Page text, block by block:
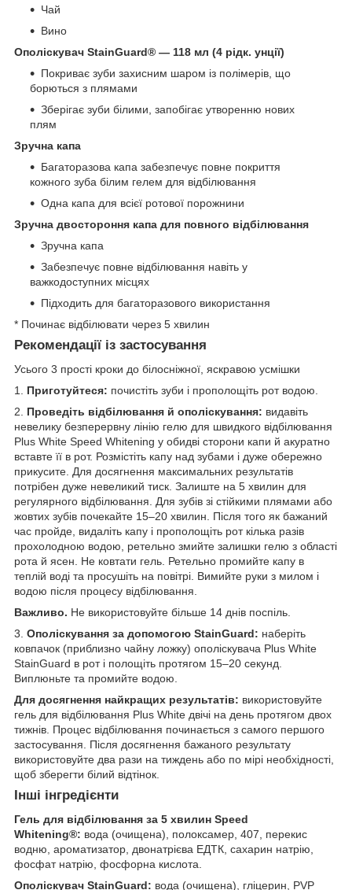
Чай
Вино
Ополіскувач StainGuard® — 118 мл (4 рідк. унції)
Покриває зуби захисним шаром із полімерів, що
борються з плямами
Зберігає зуби білими, запобігає утворенню нових
плям
Зручна капа
Багаторазова капа забезпечує повне покриття
кожного зуба білим гелем для відбілювання
Одна капа для всієї ротової порожнини
Зручна двостороння капа для повного відбілювання
Зручна капа
Забезпечує повне відбілювання навіть у
важкодоступних місцях
Підходить для багаторазового використання
* Починає відбілювати через 5 хвилин
Рекомендації із застосування
Усього 3 прості кроки до білосніжної, яскравою усмішки
1. Приготуйтеся: почистіть зуби і прополощіть рот водою.
2. Проведіть відбілювання й ополіскування: видавіть
невелику безперервну лінію гелю для швидкого відбілювання
Plus White Speed Whitening у обидві сторони капи й акуратно
вставте її в рот. Розмістіть капу над зубами і дуже обережно
прикусите. Для досягнення максимальних результатів
потрібен дуже невеликий тиск. Залиште на 5 хвилин для
регулярного відбілювання. Для зубів зі стійкими плямами або
жовтих зубів почекайте 15–20 хвилин. Після того як бажаний
час пройде, видаліть капу і прополощіть рот кілька разів
прохолодною водою, ретельно змийте залишки гелю з області
рота й ясен. Не ковтати гель. Ретельно промийте капу в
теплій воді та просушіть на повітрі. Вимийте руки з милом і
водою після процесу відбілювання.
Важливо. Не використовуйте більше 14 днів поспіль.
3. Ополіскування за допомогою StainGuard: наберіть
ковпачок (приблизно чайну ложку) ополіскувача Plus White
StainGuard в рот і полощіть протягом 15–20 секунд.
Виплюньте та промийте водою.
Для досягнення найкращих результатів: використовуйте
гель для відбілювання Plus White двічі на день протягом двох
тижнів. Процес відбілювання починається з самого першого
застосування. Після досягнення бажаного результату
використовуйте два рази на тиждень або по мірі необхідності,
щоб зберегти білий відтінок.
Інші інгредієнти
Гель для відбілювання за 5 хвилин Speed
Whitening®: вода (очищена), полоксамер, 407, перекис
водню, ароматизатор, двонатрієва ЕДТК, сахарин натрію,
фосфат натрію, фосфорна кислота.
Ополіскувач StainGuard: вода (очищена), гліцерин, PVP